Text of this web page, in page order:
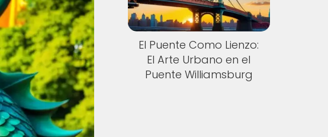
El Puente Como Lienzo:
El Arte Urbano en el
Puente Williamsburg